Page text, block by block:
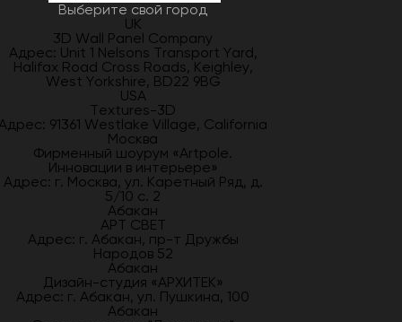
Выберите свой город
UK
3D Wall Panel Company
Адрес: Unit 1 Nelsons Transport Yard,
Halifax Road Cross Roads, Keighley,
West Yorkshire, BD22 9BG
USA
Textures-3D
91361 Westlake Village, California
Москва
Фирменный шоурум «Artpole.
Инновации в интерьере»
Адрес: г. Москва, ул. Каретный Ряд, д.
5/10 с. 2
Абакан
АРТ СВЕТ
Адрес: г. Абакан, пр-т Дружбы
Народов 52
Абакан
Дизайн-студия «АРХИТЕК»
Адрес: г. Абакан, ул. Пушкина, 100
Абакан